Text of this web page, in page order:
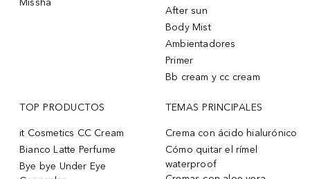
Missha
After sun
Body Mist
Ambientadores
Primer
Bb cream y cc cream
TOP PRODUCTOS
it Cosmetics CC Cream
Bianco Latte Perfume
Bye bye Under Eye
TEMAS PRINCIPALES
Crema con ácido hialurónico
Cómo quitar el rímel
waterproof